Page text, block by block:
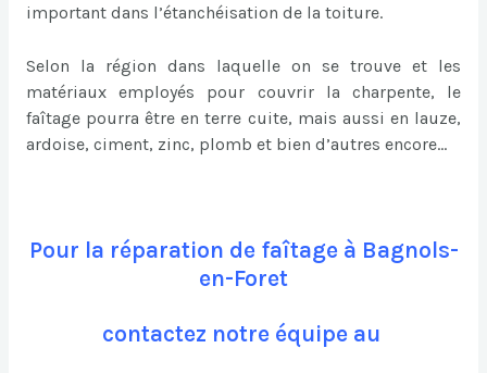
important dans l’étanchéisation de la toiture.
Selon la région dans laquelle on se trouve et les
matériaux employés pour couvrir la charpente, le
faîtage pourra être en terre cuite, mais aussi en lauze,
ardoise, ciment, zinc, plomb et bien d’autres encore…
Pour la réparation de faîtage à Bagnols-
en-Foret
contactez notre équipe au